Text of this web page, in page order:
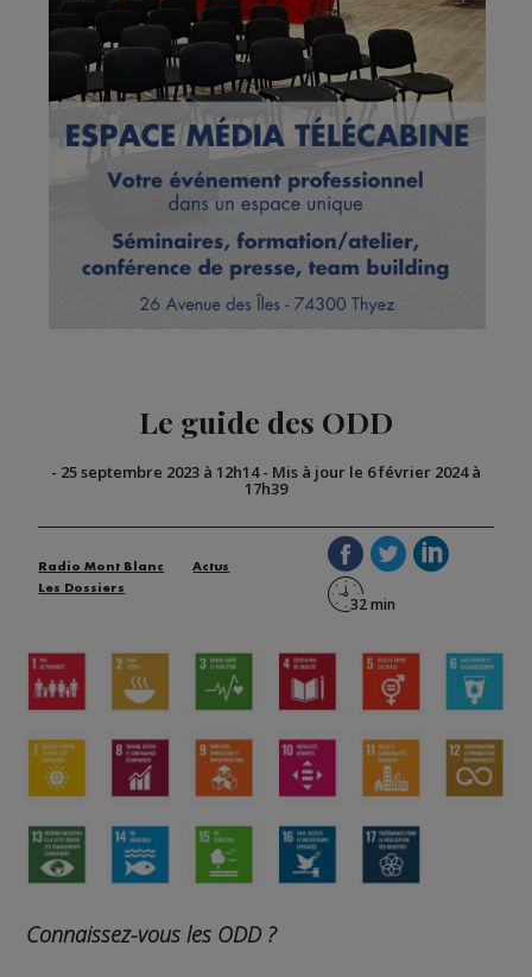
Le guide des ODD
- 25 septembre 2023 à 12h14- Mis à jour le 6 février 2024 à
17h39
Radio Mont Blanc
Actus
Les Dossiers
Connaissez-vous les ODD ?